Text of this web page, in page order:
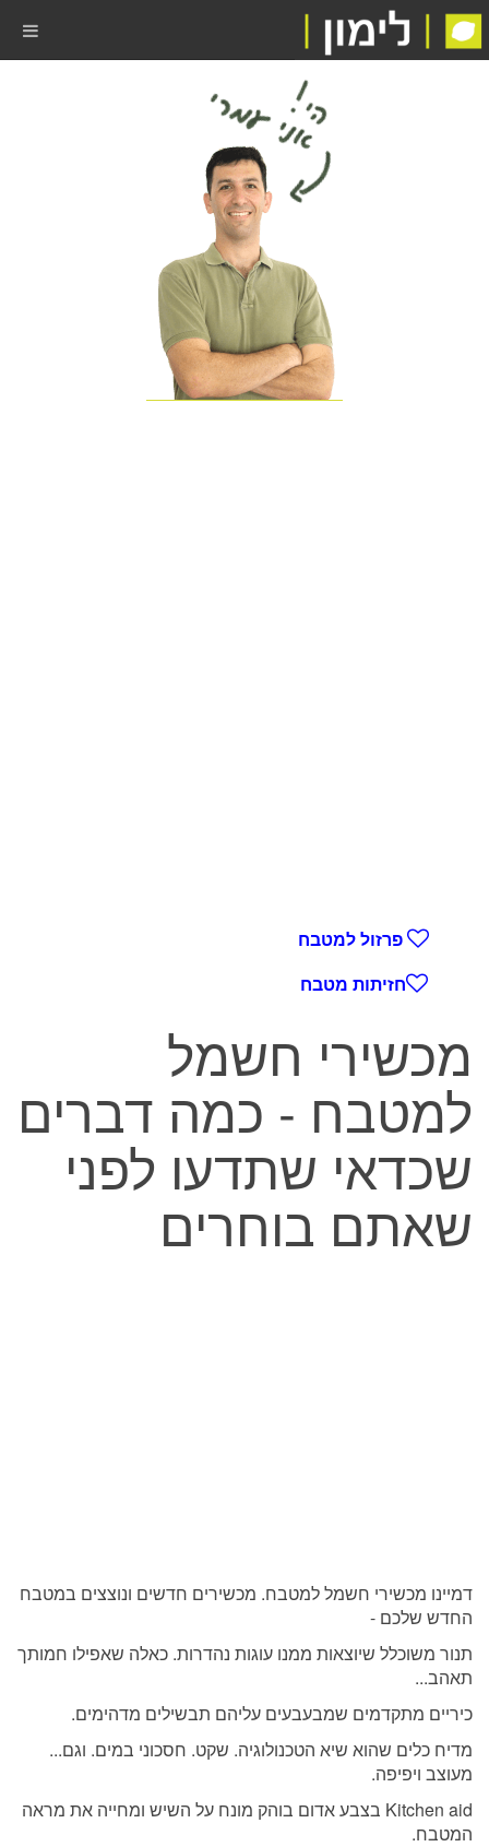
פרזול למטבח
חזיתות מטבח
מכשירי חשמל
למטבח - כמה דברים
שכדאי שתדעו לפני
שאתם בוחרים
דמיינו מכשירי חשמל למטבח. מכשירים חדשים ונוצצים במטבח
החדש שלכם -
תנור משוכלל שיוצאות ממנו עוגות נהדרות. כאלה שאפילו חמותך
תאהב...
כיריים מתקדמים שמבעבעים עליהם תבשילים מדהימים.
מדיח כלים שהוא שיא הטכנולוגיה. שקט. חסכוני במים. וגם...
מעוצב ויפיפה.
Kitchen aid בצבע אדום בוהק מונח על השיש ומחייה את מראה
המטבח.